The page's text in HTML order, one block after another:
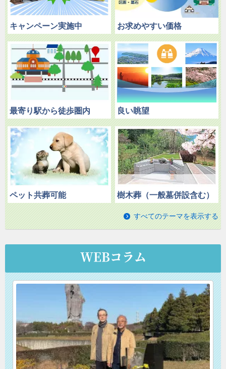
キャンペーン実施中 お求めやすい価格
最寄り駅から徒歩圏内 良い眺望
ペット共葬可能 樹木葬（一般墓併設含む）
すべてのテーマを表示する
WEBコラム